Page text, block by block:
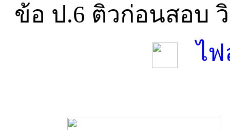
ข้อ ป.6 ติวก่อนสอบ
ไฟ